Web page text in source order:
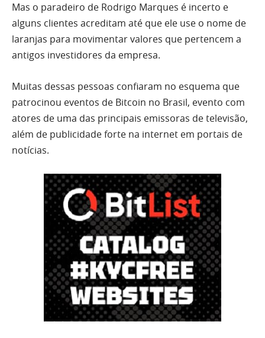
Mas o paradeiro de Rodrigo Marques é incerto e
alguns clientes acreditam até que ele use o nome de
laranjas para movimentar valores que pertencem a
antigos investidores da empresa.
Muitas dessas pessoas confiaram no esquema que
patrocinou eventos de Bitcoin no Brasil, evento com
atores de uma das principais emissoras de televisão,
além de publicidade forte na internet em portais de
notícias.